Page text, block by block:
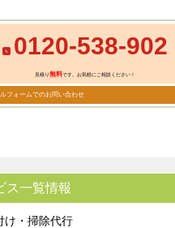
0120-538-902
見積り無料です。お気軽にご相談ください！
フォームでのお問い合わせ
ス一覧情報
け・掃除代行